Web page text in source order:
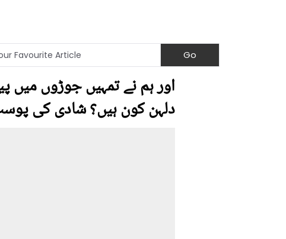
اور ہم نے تمہیں جوڑوں میں
دلہن کون ہیں؟ شادی کی